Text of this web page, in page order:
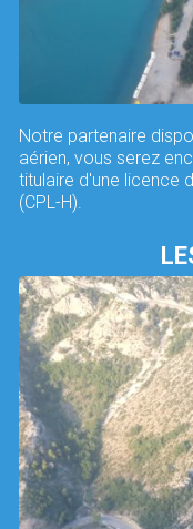
Notre partenaire
aérien, vous serez
titulaire d'une licence
(CPL-H).